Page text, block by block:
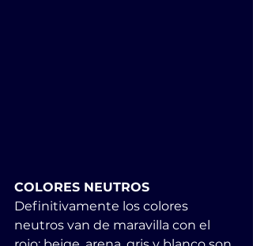
COLORES NEUTROS
Definitivamente los colores
neutros van de maravilla con el